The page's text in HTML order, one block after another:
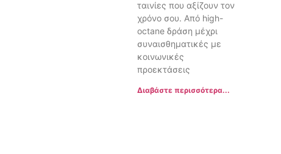
ταινίες που αξίζουν τον
χρόνο σου. Από high-
octane δράση μέχρι
συναισθηματικές με
κοινωνικές
προεκτάσεις
Διαβάστε περισσότερα...